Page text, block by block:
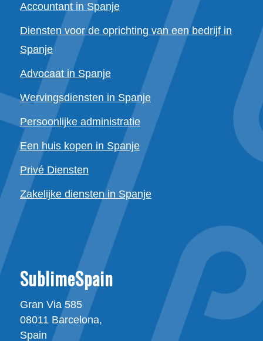
Accountant in Spanje
Diensten voor de oprichting van een bedrijf in
Spanje
Advocaat in Spanje
Wervingsdiensten in Spanje
Persoonlijke administratie
Een huis kopen in Spanje
Privé Diensten
Zakelijke diensten in Spanje
SublimeSpain
Gran Via 585
08011 Barcelona,
Spain